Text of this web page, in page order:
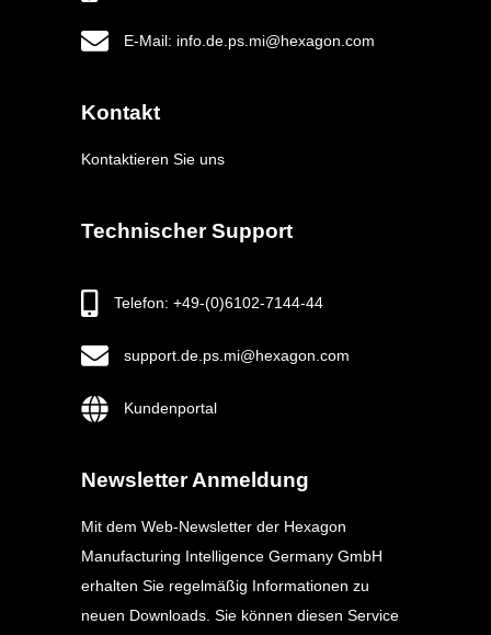
E-Mail: info.de.ps.mi@hexagon.com
Kontakt
Kontaktieren Sie uns
Technischer Support
Telefon: +49-(0)6102-7144-44
support.de.ps.mi@hexagon.com
Kundenportal
Newsletter Anmeldung
Mit dem Web-Newsletter der Hexagon
Manufacturing Intelligence Germany GmbH
erhalten Sie regelmäßig Informationen zu
neuen Downloads. Sie können diesen Service